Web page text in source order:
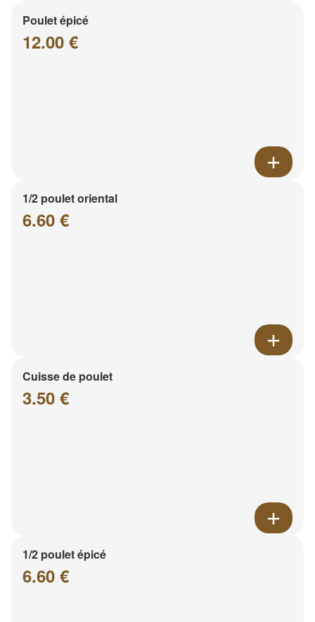
Poulet épicé
12.00 €
1/2 poulet oriental
6.60 €
Cuisse de poulet
3.50 €
1/2 poulet épicé
6.60 €